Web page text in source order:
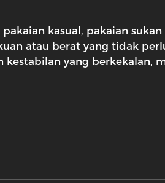
kasual, pakaian
atau berat yang tidak
yang berkekalan,